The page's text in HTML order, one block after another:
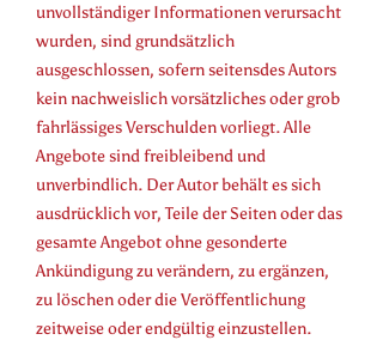
unvollständiger Informationen verursacht
wurden, sind grundsätzlich
ausgeschlossen, sofern seitensdes Autors
kein nachweislich vorsätzliches oder grob
fahrlässiges Verschulden vorliegt. Alle
Angebote sind freibleibend und
unverbindlich. Der Autor behält es sich
ausdrücklich vor, Teile der Seiten oder das
gesamte Angebot ohne gesonderte
Ankündigung zu verändern, zu ergänzen,
zu löschen oder die Veröffentlichung
zeitweise oder endgültig einzustellen.